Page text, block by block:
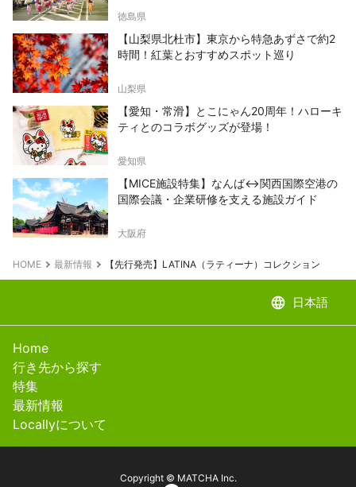
徳島県
【山梨県北杜市】東京から特急あずさで約2
時間！紅葉とおすすめスポット巡り
山梨県
【愛知・常滑】とこにゃん20周年！ハローキ
ティとのコラボグッズが登場！
愛知県
【MICE施設特集】なんば↔関西国際空港の
国際会議・企業研修を支える施設ガイド
大阪府
HOME 最新情報 【先行発売】LATINA（ラティーナ）コレクション
language 日本語
Home
行き先から探す
特集
最新情報
Locallyについて
Copyright © MATCHA Inc.